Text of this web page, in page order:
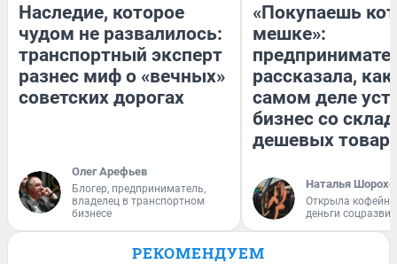
Наследие, которое
чудом не развалилось:
транспортный эксперт
разнес миф о «вечных»
советских дорогах
Олег Арефьев
Блогер, предприниматель,
владелец в транспортном
бизнесе
«Покупаешь
мешке»:
рассказала, как
самом деле
бизнес со
дешевых
Наталья
Открыла
деньги
РЕКОМЕНДУЕМ